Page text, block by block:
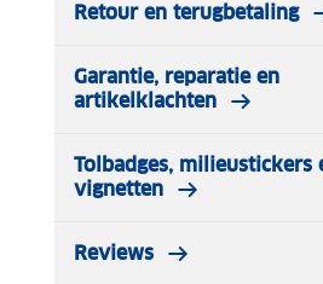
Retour en terugbetaling
Garantie, reparatie en
artikelklachten
Tolbadges, milieustickers
vignetten
Reviews